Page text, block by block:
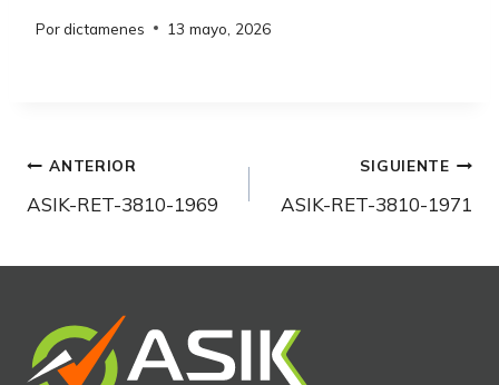
Pordictamenes 13 mayo, 2026
Navegación
de
entradas
ANTERIOR
ASIK-RET-3810-1969
SIGUIENTE
ASIK-RET-3810-1971